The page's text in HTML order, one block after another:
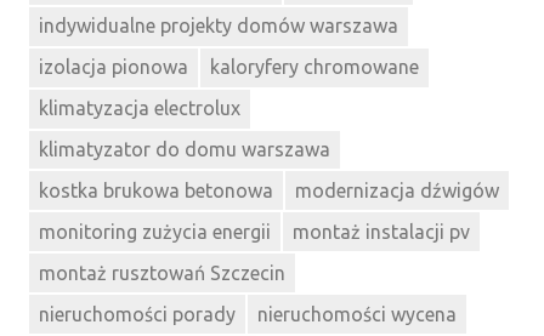
indywidualne projekty domów warszawa
izolacja pionowa
kaloryfery chromowane
klimatyzacja electrolux
klimatyzator do domu warszawa
kostka brukowa betonowa
modernizacja dźwigów
monitoring zużycia energii
montaż instalacji pv
montaż rusztowań Szczecin
nieruchomości porady
nieruchomości wycena